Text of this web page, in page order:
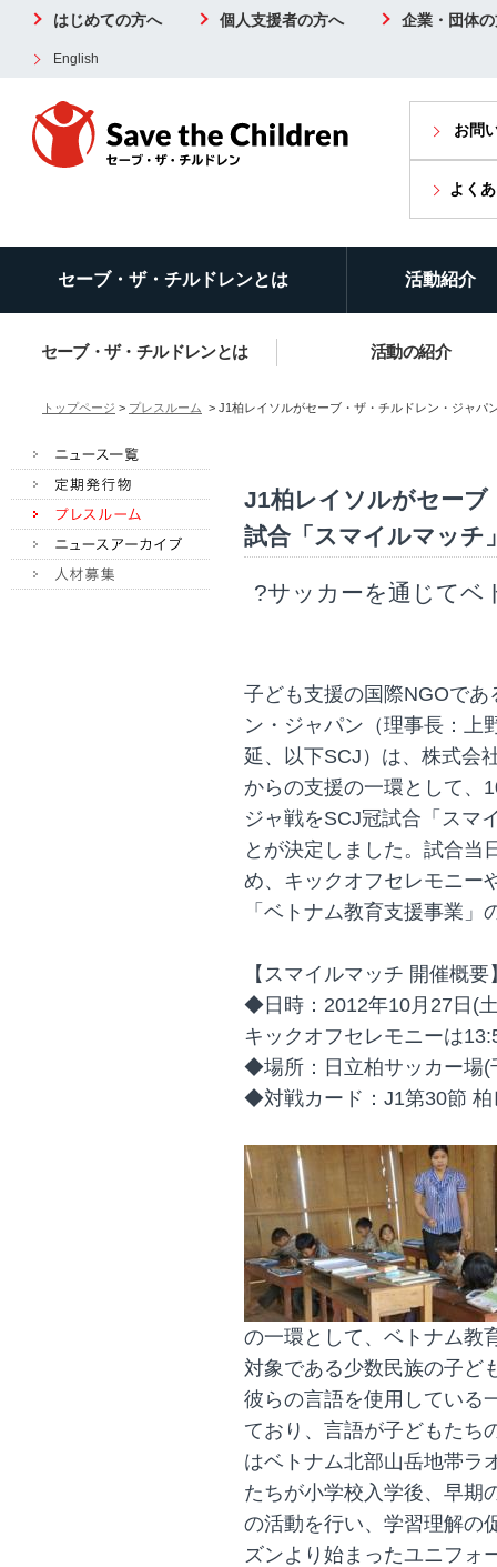
はじめての方へ 個人支援者の方へ 企業・団体
English
お問
よく
セーブ・ザ・チルドレンとは 活動紹介
セーブ・ザ・チルドレンとは 活動の紹介
トップページ > プレスルーム > J1柏レイソルがセーブ・ザ・チルドレン・ジャパ
J1柏レイソルがセー
試合「スマイルマッチ
?サッカーを通じてベ
子ども支援の国際NGOで
ン・ジャパン（理事長：上
延、以下SCJ）は、株式会
からの支援の一環として、
ジャ戦をSCJ冠試合「スマ
とが決定しました。試合当
め、キックオフセレモニー
「ベトナム教育支援事業
【スマイルマッチ 開催概要
◆日時：2012年10月27日(
キックオフセレモニーは
◆場所：日立柏サッカー場
◆対戦カード：J1第30節
の一環として、ベトナム教
対象である少数民族の子ど
彼らの言語を使用している
ており、言語が子どもたち
はベトナム北部山岳地帯ラ
たちが小学校入学後、早期
の活動を行い、学習理解の
ズンより始まったユニフォ